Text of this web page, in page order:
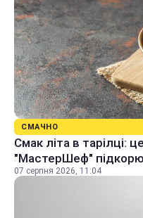
СМАЧНО
Смак літа в тарілці:
"МастерШеф"
07 серпня 2026, 11:04